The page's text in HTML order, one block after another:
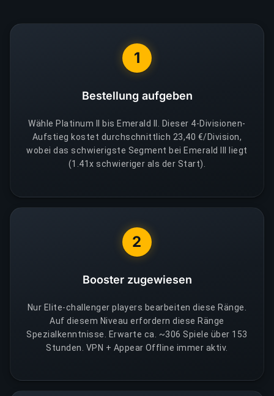
1
Bestellung aufgeben
Wähle Platinum II bis Emerald II. Dieser 4-Divisionen-
Aufstieg kostet durchschnittlich 23,40 €/Division,
wobei das schwierigste Segment bei Emerald III liegt
(1.41x schwieriger als der Start).
2
Booster zugewiesen
Nur Elite-challenger players bearbeiten diese Ränge.
Auf diesem Niveau erfordern diese Ränge
Spezialkenntnisse. Erwarte ca. ~306 Spiele über 153
Stunden. VPN + Appear Offline immer aktiv.